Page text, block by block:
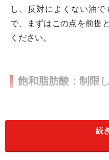
し、反対によくない油
で、まずはこの点を前提
ください。
飽和脂肪酸：制限
酸は、摂取しすぎると脂
く運動をする人では、食
続